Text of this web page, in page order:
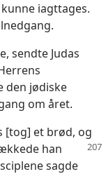
iagttages.
sendte Judas
den jødiske
om året.
[tog] et brød, og
han
sagde